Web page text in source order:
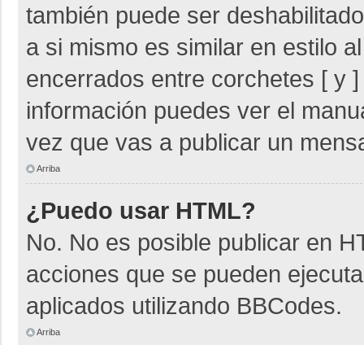
también puede ser
a si mismo es similar en estilo
encerrados entre corchetes [ y
información puedes ver el
vez que vas a publicar un
Arriba
¿Puedo usar HTML?
No. No es posible publicar en
acciones que se pueden
aplicados utilizando BBCodes.
Arriba